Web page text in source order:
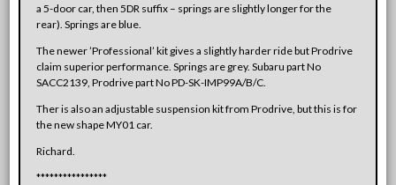
a 5-door car, then 5DR suffix – springs are slightly longer for the
rear). Springs are blue.
The newer ’Professional’ kit gives a slightly harder ride but Prodrive
claim superior performance. Springs are grey. Subaru part No
SACC2139, Prodrive part No PD-SK-IMP99A/B/C.
Ther is also an adjustable suspension kit from Prodrive, but this is for
the new shape MY01 car.
Richard.
****************